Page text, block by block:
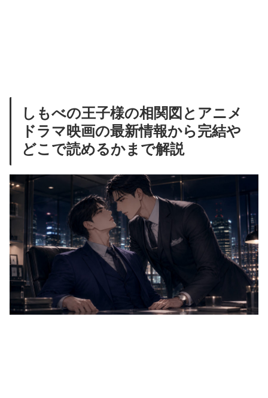
しもべの王子様の相関図とアニメ
ドラマ映画の最新情報から完結や
どこで読めるかまで解説